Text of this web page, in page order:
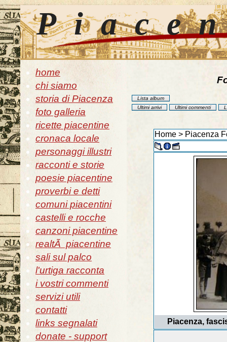
home
chi siamo
storia di Piacenza
foto galleria
ricette piacentine
cronaca locale
personaggi illustri
racconti e storie
poesie piacentine
proverbi e detti
comuni piacentini
castelli e rocche
canzoni piacentine
realtÃ piacentine
sali sul palco
l'urtiga racconta
i vostri commenti
servizi utili
contatti
links segnalati
donate - support
Lista album
Ultimi arrivi
Ultimi commenti
Home > Piacenza
Piacenza,